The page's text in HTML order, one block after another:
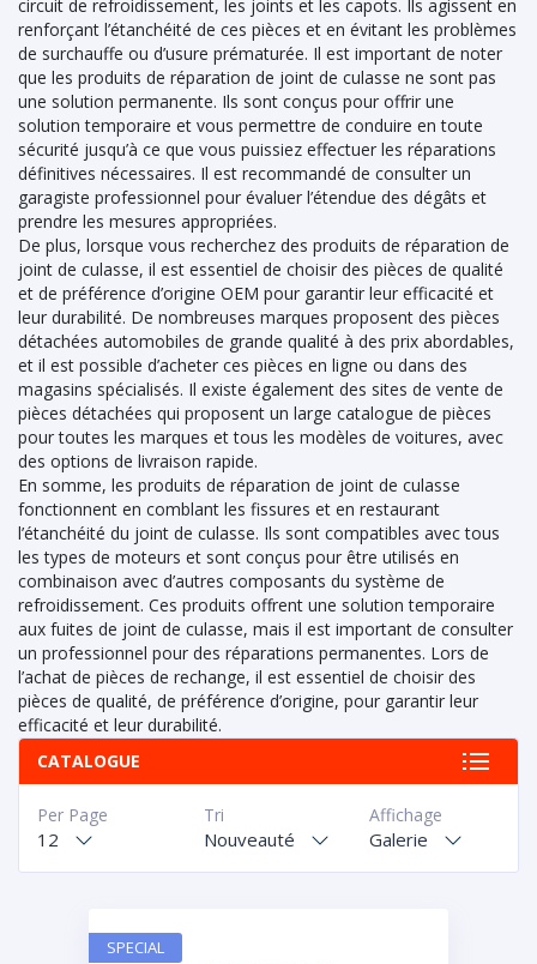
circuit de refroidissement, les joints et les capots. Ils agissent en
renforçant l’étanchéité de ces pièces et en évitant les problèmes
de surchauffe ou d’usure prématurée. Il est important de noter
que les produits de réparation de joint de culasse ne sont pas
une solution permanente. Ils sont conçus pour offrir une
solution temporaire et vous permettre de conduire en toute
sécurité jusqu’à ce que vous puissiez effectuer les réparations
définitives nécessaires. Il est recommandé de consulter un
garagiste professionnel pour évaluer l’étendue des dégâts et
prendre les mesures appropriées.
De plus, lorsque vous recherchez des produits de réparation de
joint de culasse, il est essentiel de choisir des pièces de qualité
et de préférence d’origine OEM pour garantir leur efficacité et
leur durabilité. De nombreuses marques proposent des pièces
détachées automobiles de grande qualité à des prix abordables,
et il est possible d’acheter ces pièces en ligne ou dans des
magasins spécialisés. Il existe également des sites de vente de
pièces détachées qui proposent un large catalogue de pièces
pour toutes les marques et tous les modèles de voitures, avec
des options de livraison rapide.
En somme, les produits de réparation de joint de culasse
fonctionnent en comblant les fissures et en restaurant
l’étanchéité du joint de culasse. Ils sont compatibles avec tous
les types de moteurs et sont conçus pour être utilisés en
combinaison avec d’autres composants du système de
refroidissement. Ces produits offrent une solution temporaire
aux fuites de joint de culasse, mais il est important de consulter
un professionnel pour des réparations permanentes. Lors de
l’achat de pièces de rechange, il est essentiel de choisir des
pièces de qualité, de préférence d’origine, pour garantir leur
efficacité et leur durabilité.
CATALOGUE
Affichage
Galerie
Tri
Nouveauté
Per Page
12
SPECIAL